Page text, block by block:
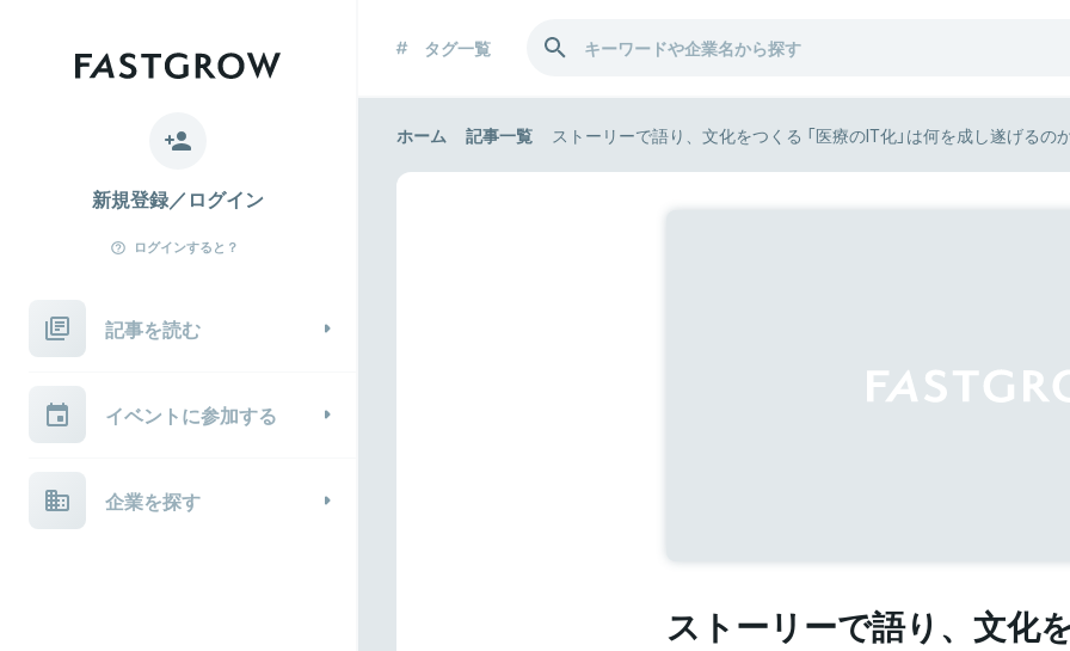
新規登録／ログイン
ログインすると？
記事を読む
イベントに参加する
企業を探す
タグ一覧
ホーム 記事一覧 ストーリーで語り、文化をつくる 「医療のIT化」は何を成し遂げるの
ストーリーで語り、文化